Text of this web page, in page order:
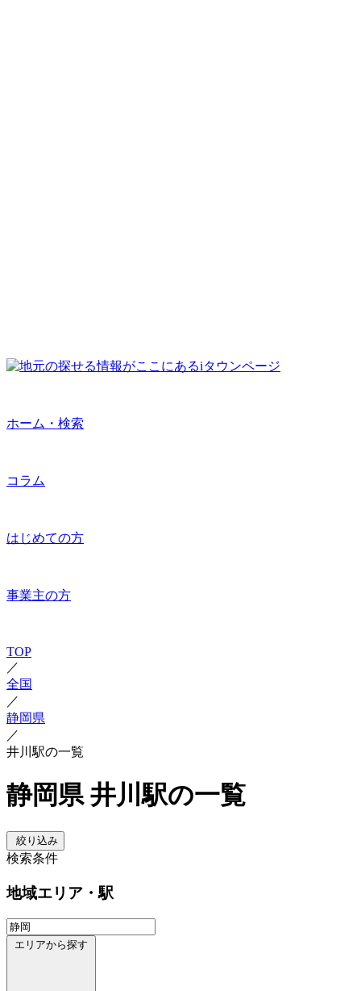
ホーム・検索
コラム
はじめての方
事業主の方
TOP
／
全国
／
静岡県
／
井川駅の一覧
静岡県 井川駅の一覧
絞り込み
検索条件
地域エリア・駅
エリアから探す